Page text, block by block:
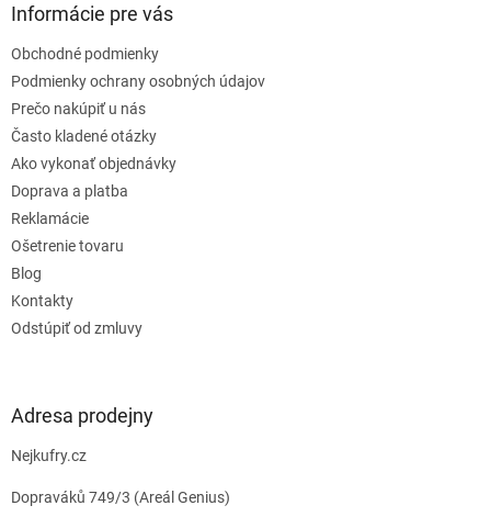
Informácie pre vás
Obchodné podmienky
Podmienky ochrany osobných údajov
Prečo nakúpiť u nás
Často kladené otázky
Ako vykonať objednávky
Doprava a platba
Reklamácie
Ošetrenie tovaru
Blog
Kontakty
Odstúpiť od zmluvy
Adresa prodejny
Nejkufry.cz
Dopraváků 749/3 (Areál Genius)